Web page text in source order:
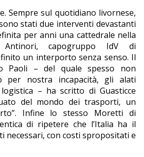
Sempre sul quotidiano livornese,
stati due interventi devastanti
per anni una cattedrale nella
Antinori, capogruppo IdV di
un interporto senza senso. Il
Paoli – del quale spesso non
per nostra incapacità, gli alati
– ha scritto di Guasticce
del mondo dei trasporti, un
Infine lo stesso Moretti di
di ripetere che l’Italia ha il
con costi spropositati e